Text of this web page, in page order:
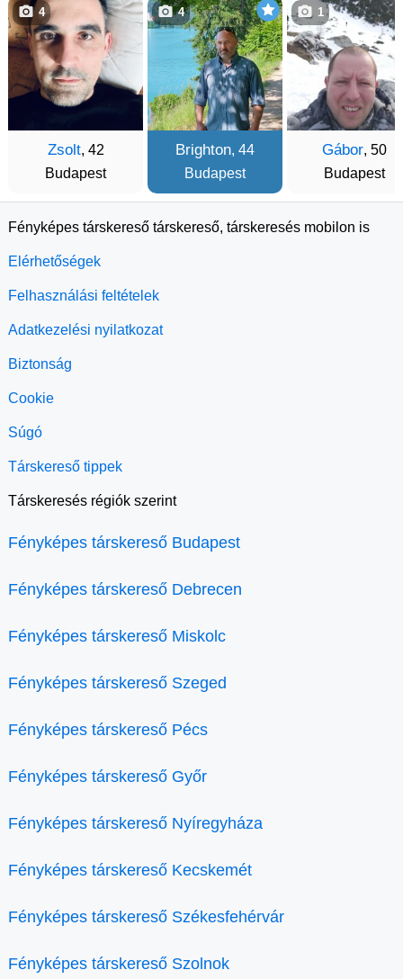
Zsolt, 42
Budapest
4
Brighton, 44
Budapest
4
Gábor, 50
Budapest
1
Fényképes társkereső társkereső, társkeresés mobilon is
Elérhetőségek
Felhasználási feltételek
Adatkezelési nyilatkozat
Biztonság
Cookie
Súgó
Társkereső tippek
Társkeresés régiók szerint
Fényképes társkereső Budapest
Fényképes társkereső Debrecen
Fényképes társkereső Miskolc
Fényképes társkereső Szeged
Fényképes társkereső Pécs
Fényképes társkereső Győr
Fényképes társkereső Nyíregyháza
Fényképes társkereső Kecskemét
Fényképes társkereső Székesfehérvár
Fényképes társkereső Szolnok